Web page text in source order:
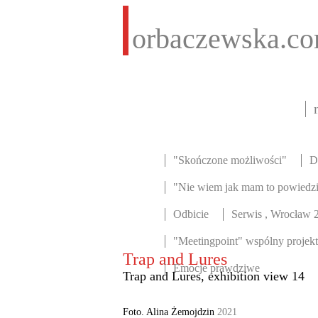
"Skończone możliwości"
"Nie wiem jak mam to
Odbicie Serwis , Wrocław
"Meetingpoint" wspólny
Emocje prawdziwe
Trap and Lures
Trap and Lures, exhibition view 14
Foto. Alina Żemojdzin 2021